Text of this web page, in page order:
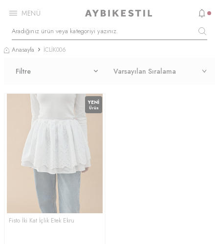
MENÜ
Anasayfa İCLİK006
Filtre
YENI
Ürün
Fisto İki Kat İçlik Etek Ekru